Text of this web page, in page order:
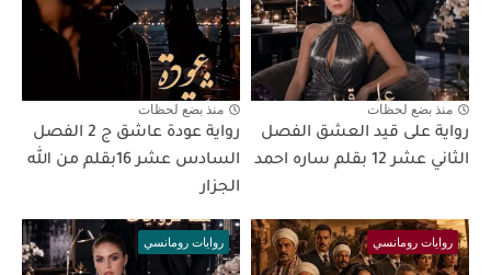
منذ بضع لحظات
رواية على قيد العشق الفصل
الثاني عشر 12 بقلم ساره احمد
منذ بضع لحظات
رواية عودة عاشق ج 2 الفصل
السادس عشر 16بقلم من الله
الجزار
روايات رومانسي روايات رومانسي